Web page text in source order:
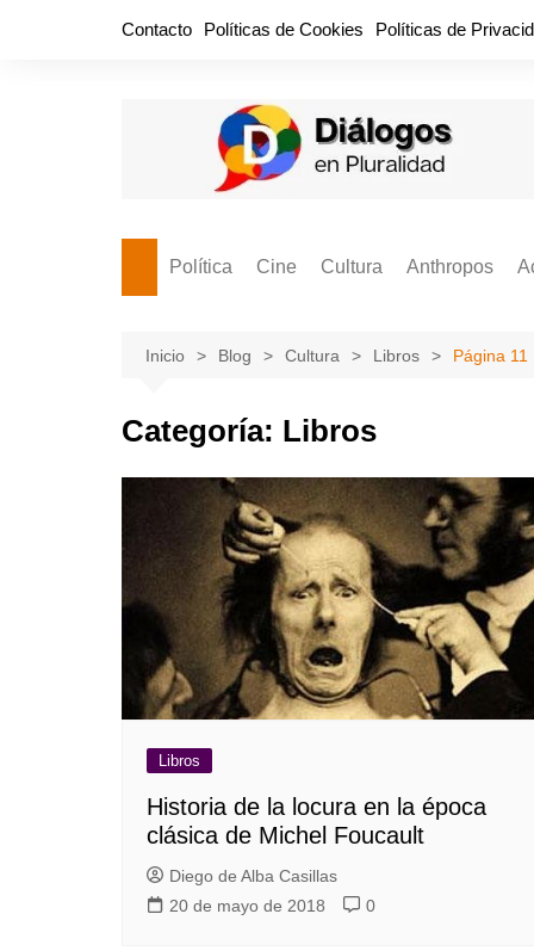
Contacto Políticas de Cookies Políticas de
Política
Cabos Sueltos
Disruptor
Espacio Ciudadano
El Cardenche
Guerra de Encuestas
Línea Dura
Sin rodeos
Valor Público
Cine
FILMOGRAFÍAS
Cultura
Crónica
Libros
Valor Público
Música
Poesía
Anthropos
Hemeródromo
Ideas Políticas
La vida Breve
Líderes
Pedagogía
Inicio Blog Cultura Libros Página 11
Categoría: Libros
Libros
Historia de la locura en la época
clásica de Michel Foucault
Diego de Alba Casillas
20 de mayo de 2018
0